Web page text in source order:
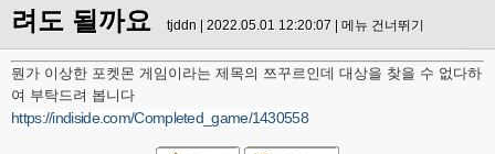
려도 될까요
tjddn | 2022.05.01 12:20:07 | 메뉴 건너뛰기
뭔가 이상한 포켓몬 게임이라는 제목의 쯔꾸르인데 대상을 찾을 수 없다하
여 부탁드려 봅니다
https://indiside.com/Completed_game/1430558